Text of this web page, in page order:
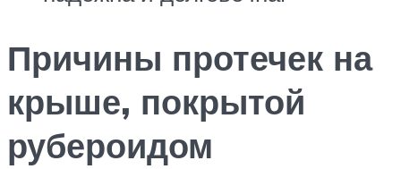
Причины протечек на
крыше, покрытой
рубероидом